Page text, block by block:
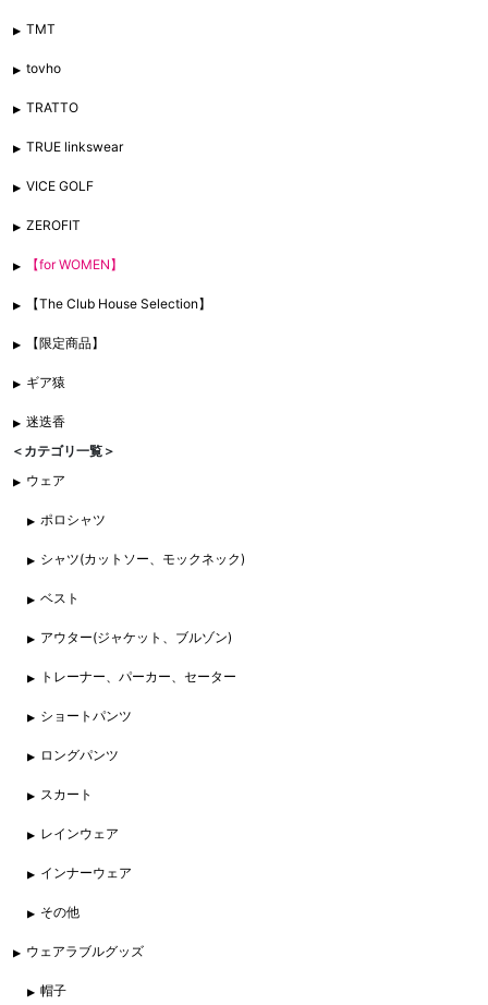
TMT
tovho
TRATTO
TRUE linkswear
VICE GOLF
ZEROFIT
【for WOMEN】
【The Club House Selection】
【限定商品】
ギア猿
迷迭香
＜カテゴリ一覧＞
ウェア
ポロシャツ
シャツ(カットソー、モックネック)
ベスト
アウター(ジャケット、ブルゾン)
トレーナー、パーカー、セーター
ショートパンツ
ロングパンツ
スカート
レインウェア
インナーウェア
その他
ウェアラブルグッズ
帽子